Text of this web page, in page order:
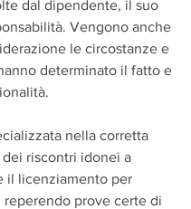
dal dipendente, il suo
Vengono anche
le circostanze e
determinato il fatto e
nella corretta
riscontri idonei a
il licenziamento per
reperendo prove certe di